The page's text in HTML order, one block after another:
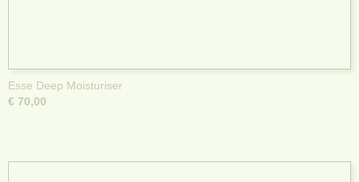
Esse Deep Moisturiser
€ 70,00